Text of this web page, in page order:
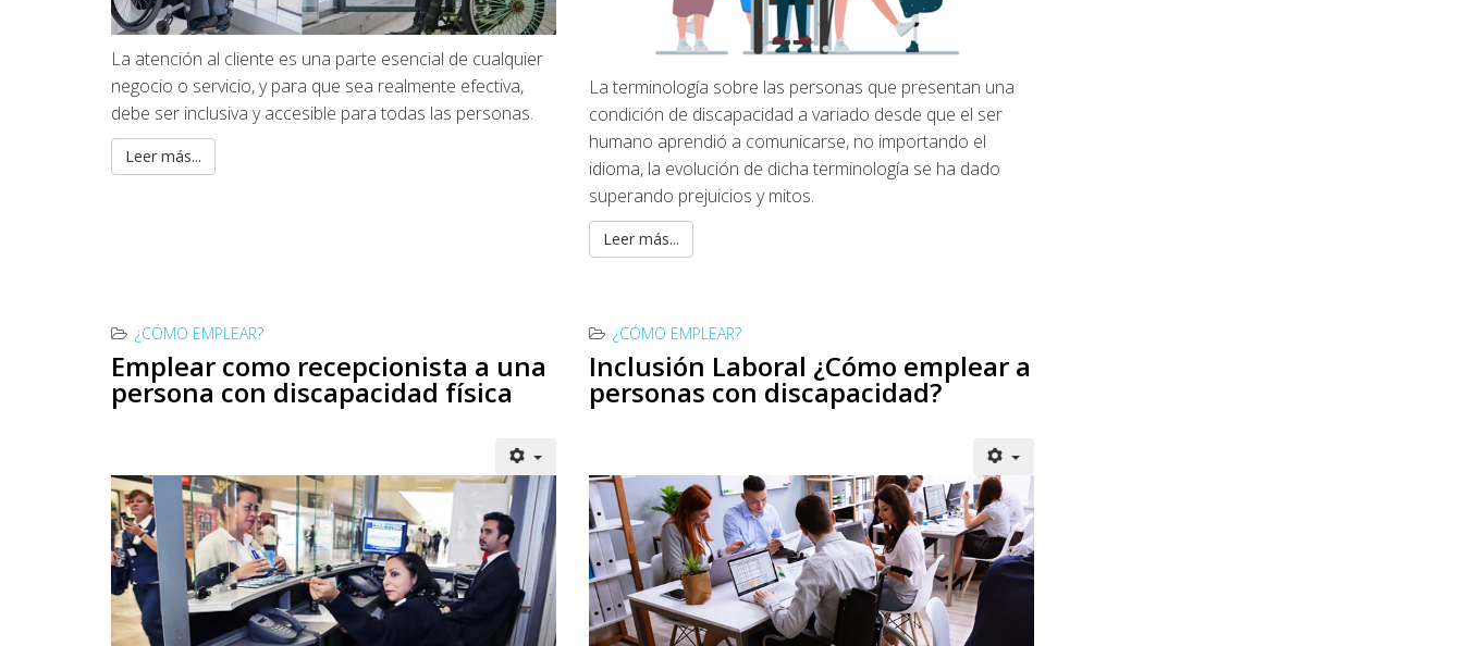
La atención al cliente es una parte esencial de cualquier
negocio o servicio, y para que sea realmente efectiva,
debe ser inclusiva y accesible para todas las personas.
Leer más...
La terminología sobre las personas que presentan una
condición de discapacidad a variado desde que el ser
humano aprendió a comunicarse, no importando el
idioma, la evolución de dicha terminología se ha dado
superando prejuicios y mitos.
Leer más...
¿CÓMO EMPLEAR?
Emplear como recepcionista a una
persona con discapacidad física
¿CÓMO EMPLEAR?
Inclusión Laboral ¿Cómo emplear a
personas con discapacidad?